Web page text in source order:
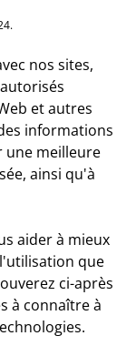
nos sites,
et autres
informations
meilleure
ainsi qu'à
aider à mieux
que
ci-après
à connaître à